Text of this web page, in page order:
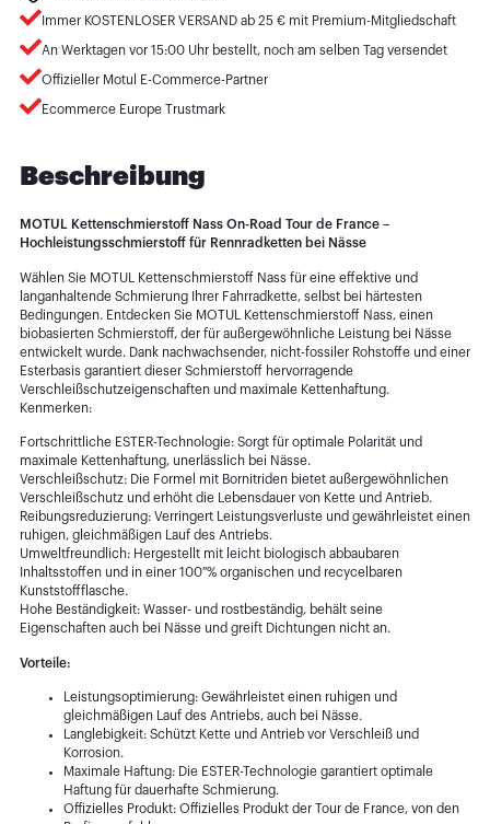
Immer KOSTENLOSER VERSAND ab 25 € mit Premium-Mitgliedschaft
An Werktagen vor 15:00 Uhr bestellt, noch am selben Tag versendet
Offizieller Motul E-Commerce-Partner
Ecommerce Europe Trustmark
Beschreibung
MOTUL Kettenschmierstoff Nass On-Road Tour de France –
Hochleistungsschmierstoff für Rennradketten bei Nässe
Wählen Sie MOTUL Kettenschmierstoff Nass für eine effektive und
langanhaltende Schmierung Ihrer Fahrradkette, selbst bei härtesten
Bedingungen. Entdecken Sie MOTUL Kettenschmierstoff Nass, einen
biobasierten Schmierstoff, der für außergewöhnliche Leistung bei Nässe
entwickelt wurde. Dank nachwachsender, nicht-fossiler Rohstoffe und einer
Esterbasis garantiert dieser Schmierstoff hervorragende
Verschleißschutzeigenschaften und maximale Kettenhaftung.
Kenmerken:
Fortschrittliche ESTER-Technologie: Sorgt für optimale Polarität und
maximale Kettenhaftung, unerlässlich bei Nässe.
Verschleißschutz: Die Formel mit Bornitriden bietet außergewöhnlichen
Verschleißschutz und erhöht die Lebensdauer von Kette und Antrieb.
Reibungsreduzierung: Verringert Leistungsverluste und gewährleistet einen
ruhigen, gleichmäßigen Lauf des Antriebs.
Umweltfreundlich: Hergestellt mit leicht biologisch abbaubaren
Inhaltsstoffen und in einer 100 % organischen und recycelbaren
Kunststoffflasche.
Hohe Beständigkeit: Wasser- und rostbeständig, behält seine
Eigenschaften auch bei Nässe und greift Dichtungen nicht an.
Vorteile:
Leistungsoptimierung: Gewährleistet einen ruhigen und
gleichmäßigen Lauf des Antriebs, auch bei Nässe.
Langlebigkeit: Schützt Kette und Antrieb vor Verschleiß und
Korrosion.
Maximale Haftung: Die ESTER-Technologie garantiert optimale
Haftung für dauerhafte Schmierung.
Offizielles Produkt: Offizielles Produkt der Tour de France, von den